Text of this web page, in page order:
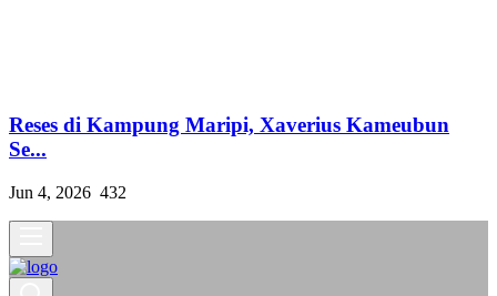
Reses di Kampung Maripi, Xaverius Kameubun
Se...
Jun 4, 2026 432